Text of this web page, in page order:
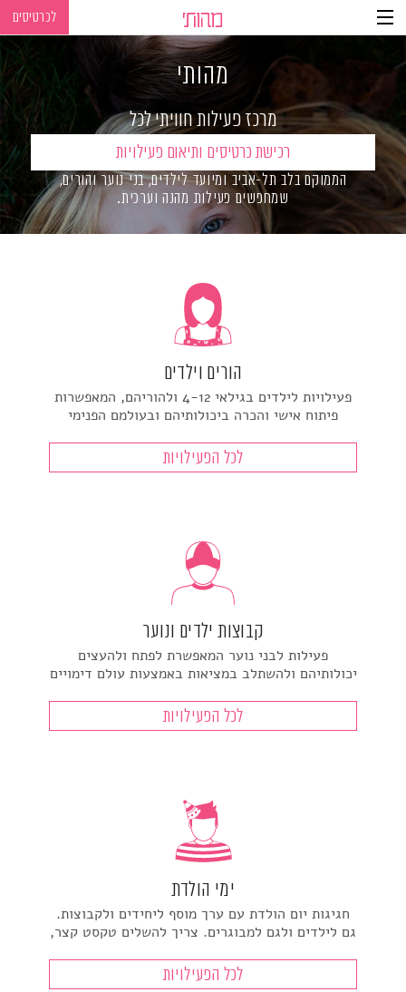
to
Content
to
navigation
לכרטיסים
מהותי
מרכז פעילות חוויתי לכל
הגילאים
הממוקם בלב תל-אביב ומיועד לילדים, בני נוער והורים,
שמחפשים פעילות מהנה וערכית.
רכישת כרטיסים ותיאום פעילויות
הורים וילדים
פעילויות לילדים בגילאי 4-12 ולהוריהם, המאפשרות
פיתוח אישי והכרה ביכולותיהם ובעולמם הפנימי
לכל הפעילויות
קבוצות ילדים ונוער
פעילות לבני נוער המאפשרת לפתח ולהעצים
יכולותיהם ולהשתלב במציאות באמצעות עולם דימויים
לכל הפעילויות
ימי הולדת
חגיגות יום הולדת עם ערך מוסף ליחידים ולקבוצות.
גם לילדים ולגם למבוגרים. צריך להשלים טקסט קצר,
לכל הפעילויות